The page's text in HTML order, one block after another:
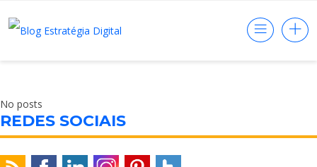
No posts
REDES SOCIAIS